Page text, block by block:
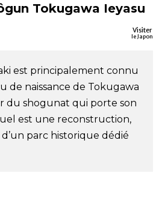
Tokugawa Ieyasu
Visiter
le Japon
est principalement connu
de naissance de Tokugawa
du shogunat qui porte son
est une reconstruction,
parc historique dédié